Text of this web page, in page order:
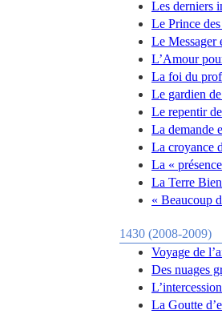
Les derniers
Le Prince
Le Messager
L’Amour
La foi du
Le gardien
Le repentir
La demande
La croyance
La «
La Terre
« Beaucoup
1430 (2008-2009)
Voyage de
Des nuages
La Goutte